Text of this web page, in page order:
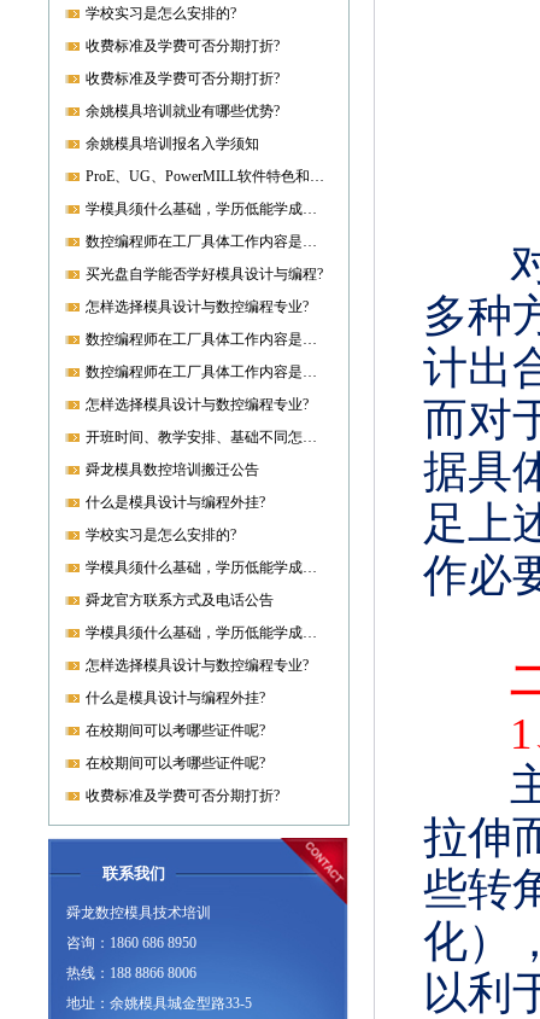
学校实习是怎么安排的?
收费标准及学费可否分期打折?
收费标准及学费可否分期打折?
余姚模具培训就业有哪些优势?
余姚模具培训报名入学须知
ProE、UG、PowerMILL软件特色和优势?
学模具须什么基础，学历低能学成就业吗?
数控编程师在工厂具体工作内容是什么?
买光盘自学能否学好模具设计与编程?
怎样选择模具设计与数控编程专业?
数控编程师在工厂具体工作内容是什么?
数控编程师在工厂具体工作内容是什么?
怎样选择模具设计与数控编程专业?
开班时间、教学安排、基础不同怎样开课?
舜龙模具数控培训搬迁公告
什么是模具设计与编程外挂?
学校实习是怎么安排的?
学模具须什么基础，学历低能学成就业吗?
舜龙官方联系方式及电话公告
学模具须什么基础，学历低能学成就业吗?
怎样选择模具设计与数控编程专业?
什么是模具设计与编程外挂?
在校期间可以考哪些证件呢?
在校期间可以考哪些证件呢?
收费标准及学费可否分期打折?
联系我们
舜龙数控模具技术培训
咨询：1860 686 8950
热线：188 8866 8006
地址：余姚模具城金型路33-5
多种
计出
而对
据具
足上
作必
拉伸
些转
化）
以利